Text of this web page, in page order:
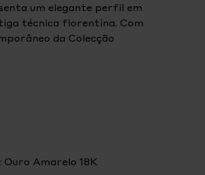
um elegante perfil em
técnica florentina. Com
da Colecção
irregular, gravada à mão
Ouro Amarelo 18K